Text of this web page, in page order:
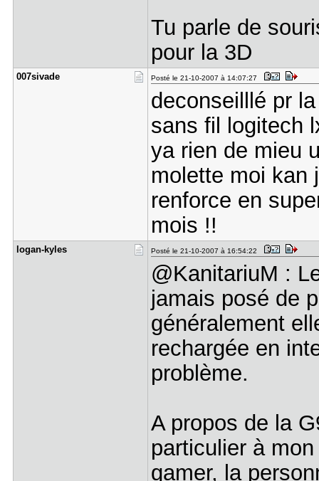
Tu parle de
pour la 3D
007sivade Posté le 21-10-2007 à 14:07:27
deconseilllé pr
sans fil logitech
ya rien de mieu
molette moi kan
renforce en
mois !!
logan-kyle​s Posté le 21-10-2007 à 16:54:22
@KanitariuM :
jamais posé de
généralement
rechargée en
problème.
A propos de la
particulier à
gamer, la